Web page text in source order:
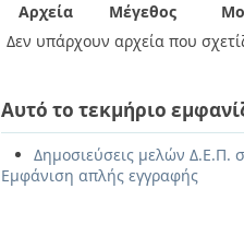
Αρχεία Μέγεθος
Δεν υπάρχουν αρχεία που
Αυτό το τεκμήριο
Δημοσιεύσεις μελών Δ.Ε.Π.
Εμφάνιση απλής εγγραφής